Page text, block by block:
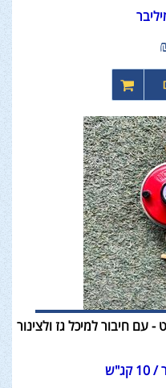
קג"ש קומפלט - עם חיבור למיכל גז ולצינור